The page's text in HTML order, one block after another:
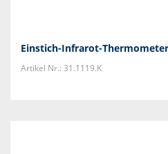
Einstich-Infrarot-Thermometer
Artikel Nr.: 31.1119.K